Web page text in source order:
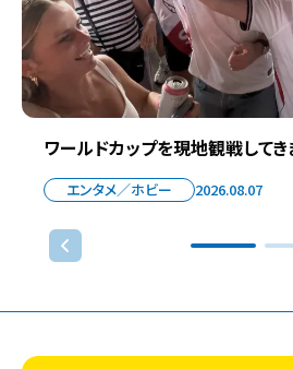
ワールドカップを現地観戦してき
エンタメ／ホビー 2026.08.07